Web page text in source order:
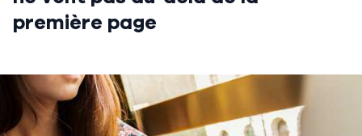
première page